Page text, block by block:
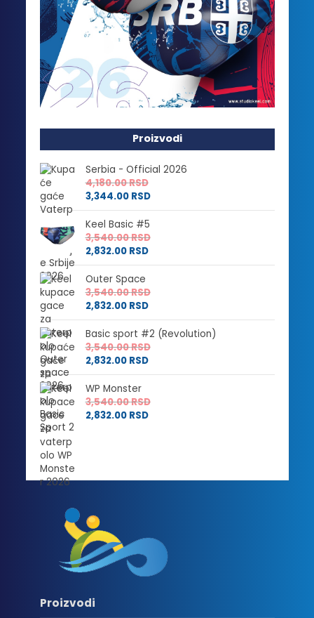
Proizvodi
Serbia - Official 2026
4,180.00RSD
3,344.00 RSD
Keel Basic #5
3,540.00RSD
2,832.00 RSD
Outer Space
3,540.00RSD
2,832.00 RSD
Basic sport #2 (Revolution)
3,540.00RSD
2,832.00 RSD
WP Monster
3,540.00RSD
2,832.00 RSD
Proizvodi